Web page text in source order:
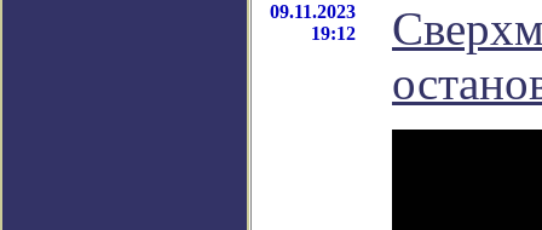
09.11.2023
19:12